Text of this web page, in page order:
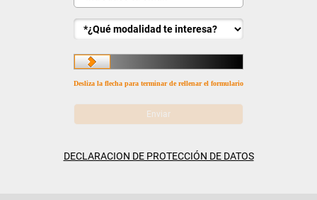
Desliza la flecha para terminar de rellenar el formulario
DECLARACION DE PROTECCIÓN DE DATOS